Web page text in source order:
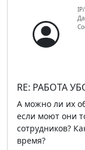
RE: РАБОТА
А можно ли их
если моют они
сотрудников?
время?